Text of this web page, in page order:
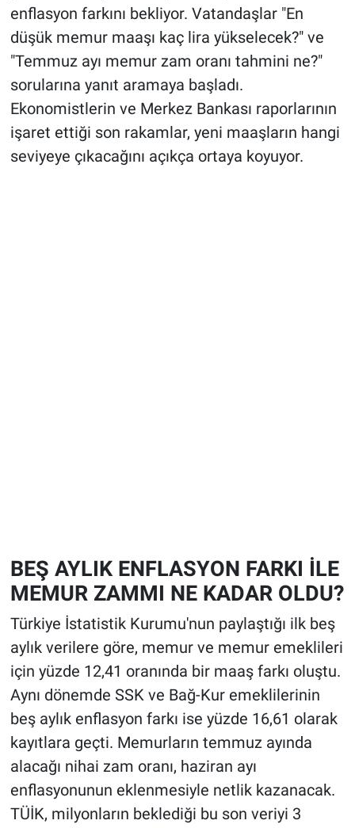
enflasyon farkını bekliyor. Vatandaşlar "En
düşük memur maaşı kaç lira yükselecek?" ve
"Temmuz ayı memur zam oranı tahmini ne?"
sorularına yanıt aramaya başladı.
Ekonomistlerin ve Merkez Bankası raporlarının
işaret ettiği son rakamlar, yeni maaşların hangi
seviyeye çıkacağını açıkça ortaya koyuyor.
BEŞ AYLIK ENFLASYON FARKI İLE
MEMUR ZAMMI NE KADAR OLDU?
Türkiye İstatistik Kurumu'nun paylaştığı ilk beş
aylık verilere göre, memur ve memur emeklileri
için yüzde 12,41 oranında bir maaş farkı oluştu.
Aynı dönemde SSK ve Bağ-Kur emeklilerinin
beş aylık enflasyon farkı ise yüzde 16,61 olarak
kayıtlara geçti. Memurların temmuz ayında
alacağı nihai zam oranı, haziran ayı
enflasyonunun eklenmesiyle netlik kazanacak.
TÜİK, milyonların beklediği bu son veriyi 3